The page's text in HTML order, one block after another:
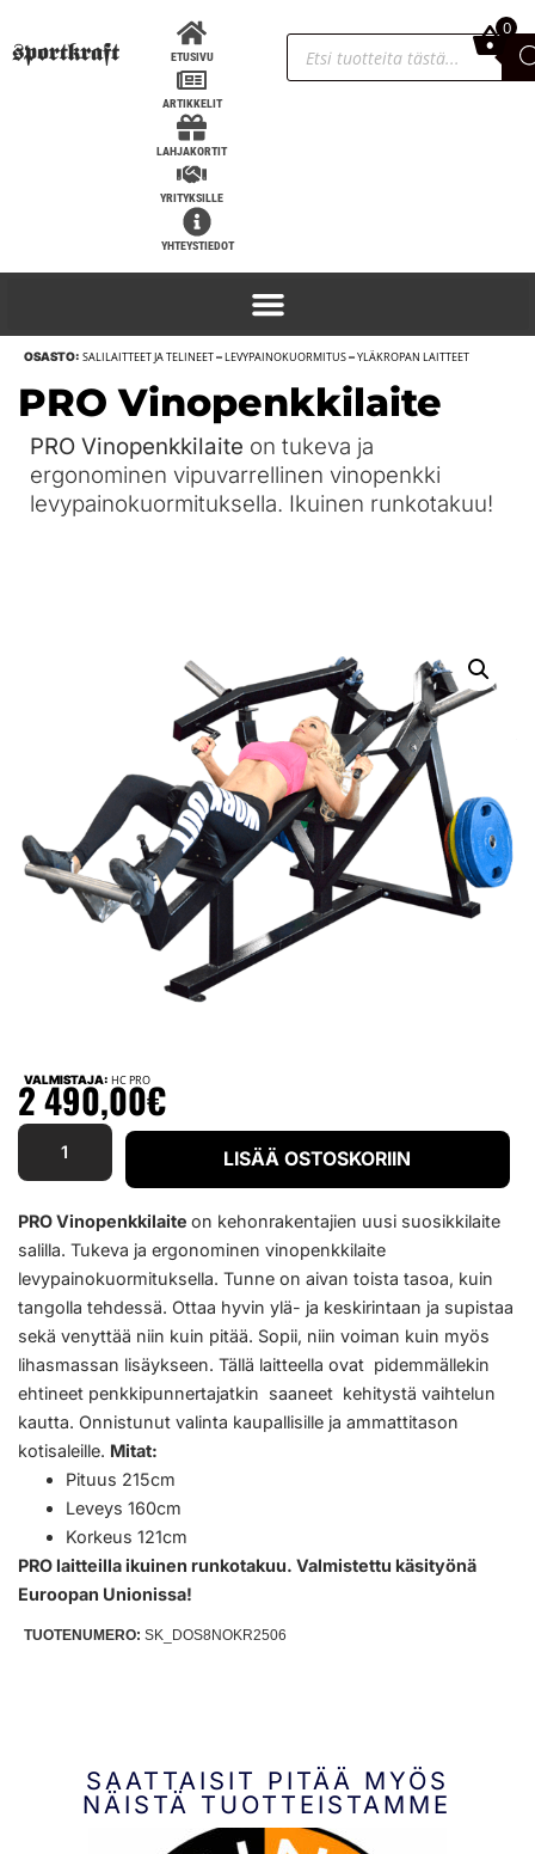
levypainosarja | 100 kg – 150 kg -
360,00€ +
ETUSIVU
ARTIKKELIT
LAHJAKORTIT
YRITYKSILLE
YHTEYSTIEDOT
0,00€
0
OSASTO: SALILAITTEET JA TELINEET–LEVYPAINOKUORMITUS–YLÄKROPAN LAITTEET
PRO Vinopenkkilaite
PRO Vinopenkkilaite on tukeva ja
ergonominen vipuvarrellinen vinopenkki
levypainokuormituksella. Ikuinen runkotakuu!
VALMISTAJA: HC PRO
2 490,00€
LISÄÄ OSTOSKORIIN
PRO Vinopenkkilaite on kehonrakentajien uusi suosikkilaite
salilla. Tukeva ja ergonominen vinopenkkilaite
levypainokuormituksella. Tunne on aivan toista tasoa, kuin
tangolla tehdessä. Ottaa hyvin ylä- ja keskirintaan ja supistaa
sekä venyttää niin kuin pitää. Sopii, niin voiman kuin myös
lihasmassan lisäykseen. Tällä laitteella ovat pidemmällekin
ehtineet penkkipunnertajatkin saaneet kehitystä vaihtelun
kautta. Onnistunut valinta kaupallisille ja ammattitason
kotisaleille. Mitat:
Pituus 215cm
Leveys 160cm
Korkeus 121cm
PRO laitteilla ikuinen runkotakuu. Valmistettu käsityönä
Euroopan Unionissa!
TUOTENUMERO: SK_DOS8NOKR2506
SAATTAISIT PITÄÄ MYÖS
NÄISTÄ TUOTTEISTAMME